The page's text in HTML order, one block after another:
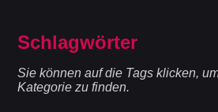
Schlagwörter
Sie können auf die Tags klicken,
Kategorie zu finden.